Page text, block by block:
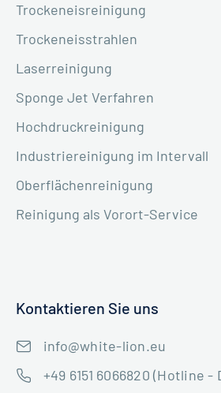
Trockeneisreinigung
Trockeneisstrahlen
Laserreinigung
Sponge Jet Verfahren
Hochdruckreinigung
Industriereinigung im Intervall
Oberflächenreinigung
Reinigung als Vorort-Service
Kontaktieren Sie uns
info@white-lion.eu
+49 6151 6066820 (Hotline -